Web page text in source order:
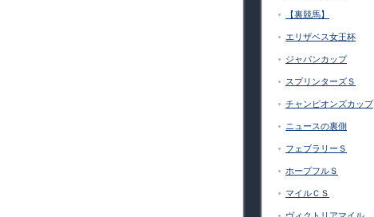
【裏競馬】
エリザベス女王杯
ジャパンカップ
スプリンターズＳ
チャンピオンズカップ
ニュースの裏側
フェブラリーＳ
ホープフルＳ
マイルＣＳ